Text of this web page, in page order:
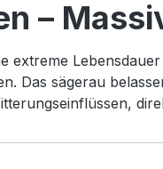
–
extreme
Das sägerau